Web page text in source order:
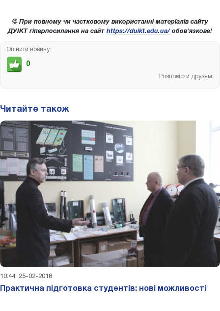
© При повному чи частковому використанні матеріалів сайту
ДУІКТ гіперпосилання на сайт https://duikt.edu.ua/обов'язкове!
Оцінити новину:
0
Розповісти друзям:
Читайте також
10:44, 25-02-2018
Практична підготовка студентів: нові можливості